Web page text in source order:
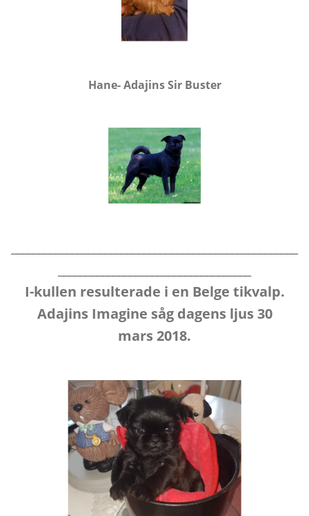
Hane- Adajins Sir Buster
I-kullen resulterade i en Belge tikvalp.
Adajins Imagine såg dagens ljus 30
mars 2018.